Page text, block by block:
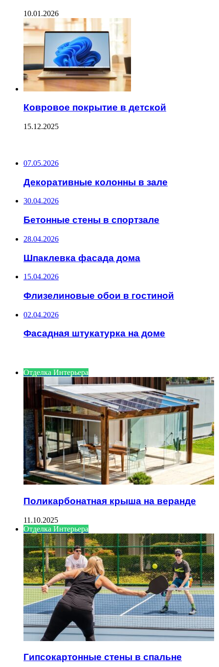
10.01.2026
Ковровое покрытие в детской
15.12.2025
07.05.2026
Декоративные колонны в зале
30.04.2026
Бетонные стены в спортзале
28.04.2026
Шпаклевка фасада дома
15.04.2026
Флизелиновые обои в гостиной
02.04.2026
Фасадная штукатурка на доме
Отделка Интерьера
Поликарбонатная крыша на веранде
11.10.2025
Отделка Интерьера
Гипсокартонные стены в спальне